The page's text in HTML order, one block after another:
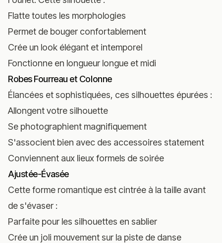
Flatte toutes les morphologies
Permet de bouger confortablement
Crée un look élégant et intemporel
Fonctionne en longueur longue et midi
Robes Fourreau et Colonne
Élancées et sophistiquées, ces silhouettes épurées :
Allongent votre silhouette
Se photographient magnifiquement
S'associent bien avec des accessoires statement
Conviennent aux lieux formels de soirée
Ajustée-Évasée
Cette forme romantique est cintrée à la taille avant
de s'évaser :
Parfaite pour les silhouettes en sablier
Crée un joli mouvement sur la piste de danse